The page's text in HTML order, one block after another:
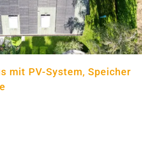
mit PV-System, Speicher